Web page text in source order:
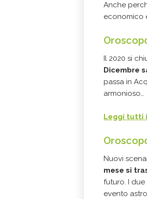
Anche
economico
Il 2020 si
Dicembre
passa in
armonioso…
Leggi tutti
Nuovi
mese si
futuro. I
evento